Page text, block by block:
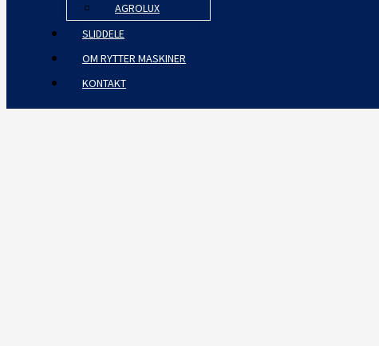
AGROLUX
SLIDDELE
OM RYTTER MASKINER
KONTAKT